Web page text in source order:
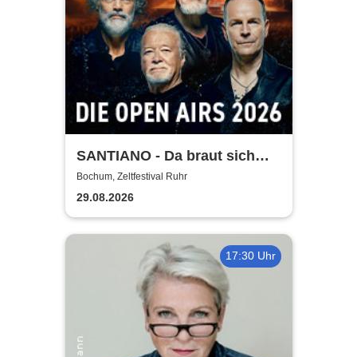
SANTIANO - Da braut sich
was zusammen - Open Air
2026
Bochum, Zeltfestival Ruhr
29.08.2026
17:30 Uhr